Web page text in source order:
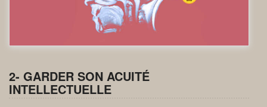
2- GARDER SON ACUITÉ
INTELLECTUELLE